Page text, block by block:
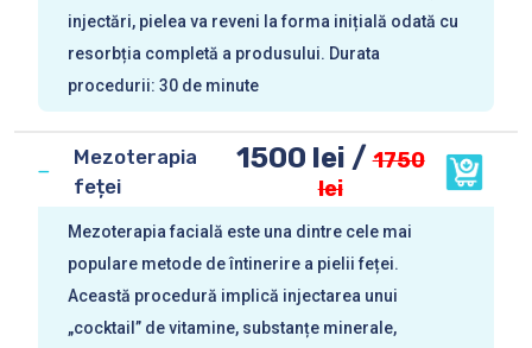
injectări, pielea va reveni la forma inițială odată cu
resorbția completă a produsului. Durata
procedurii: 30 de minute
Mezoterapia
feței
1500 lei /1750
lei
Mezoterapia facială este una dintre cele mai
populare metode de întinerire a pielii feței.
Această procedură implică injectarea unui
„cocktail” de vitamine, substanțe minerale,